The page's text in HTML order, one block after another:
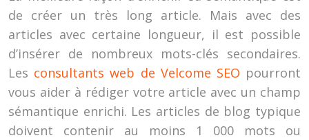
de créer un très long article. Mais avec des
articles avec certaine longueur, il est possible
d’insérer de nombreux mots-clés secondaires.
Les consultants web de Velcome SEO pourront
vous aider à rédiger votre article avec un champ
sémantique enrichi. Les articles de blog typique
doivent contenir au moins 1 000 mots ou